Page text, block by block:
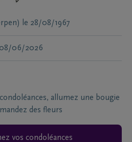
le 28/08/1967
08/06/2026
allumez une bougie
des fleurs
vos condoléances